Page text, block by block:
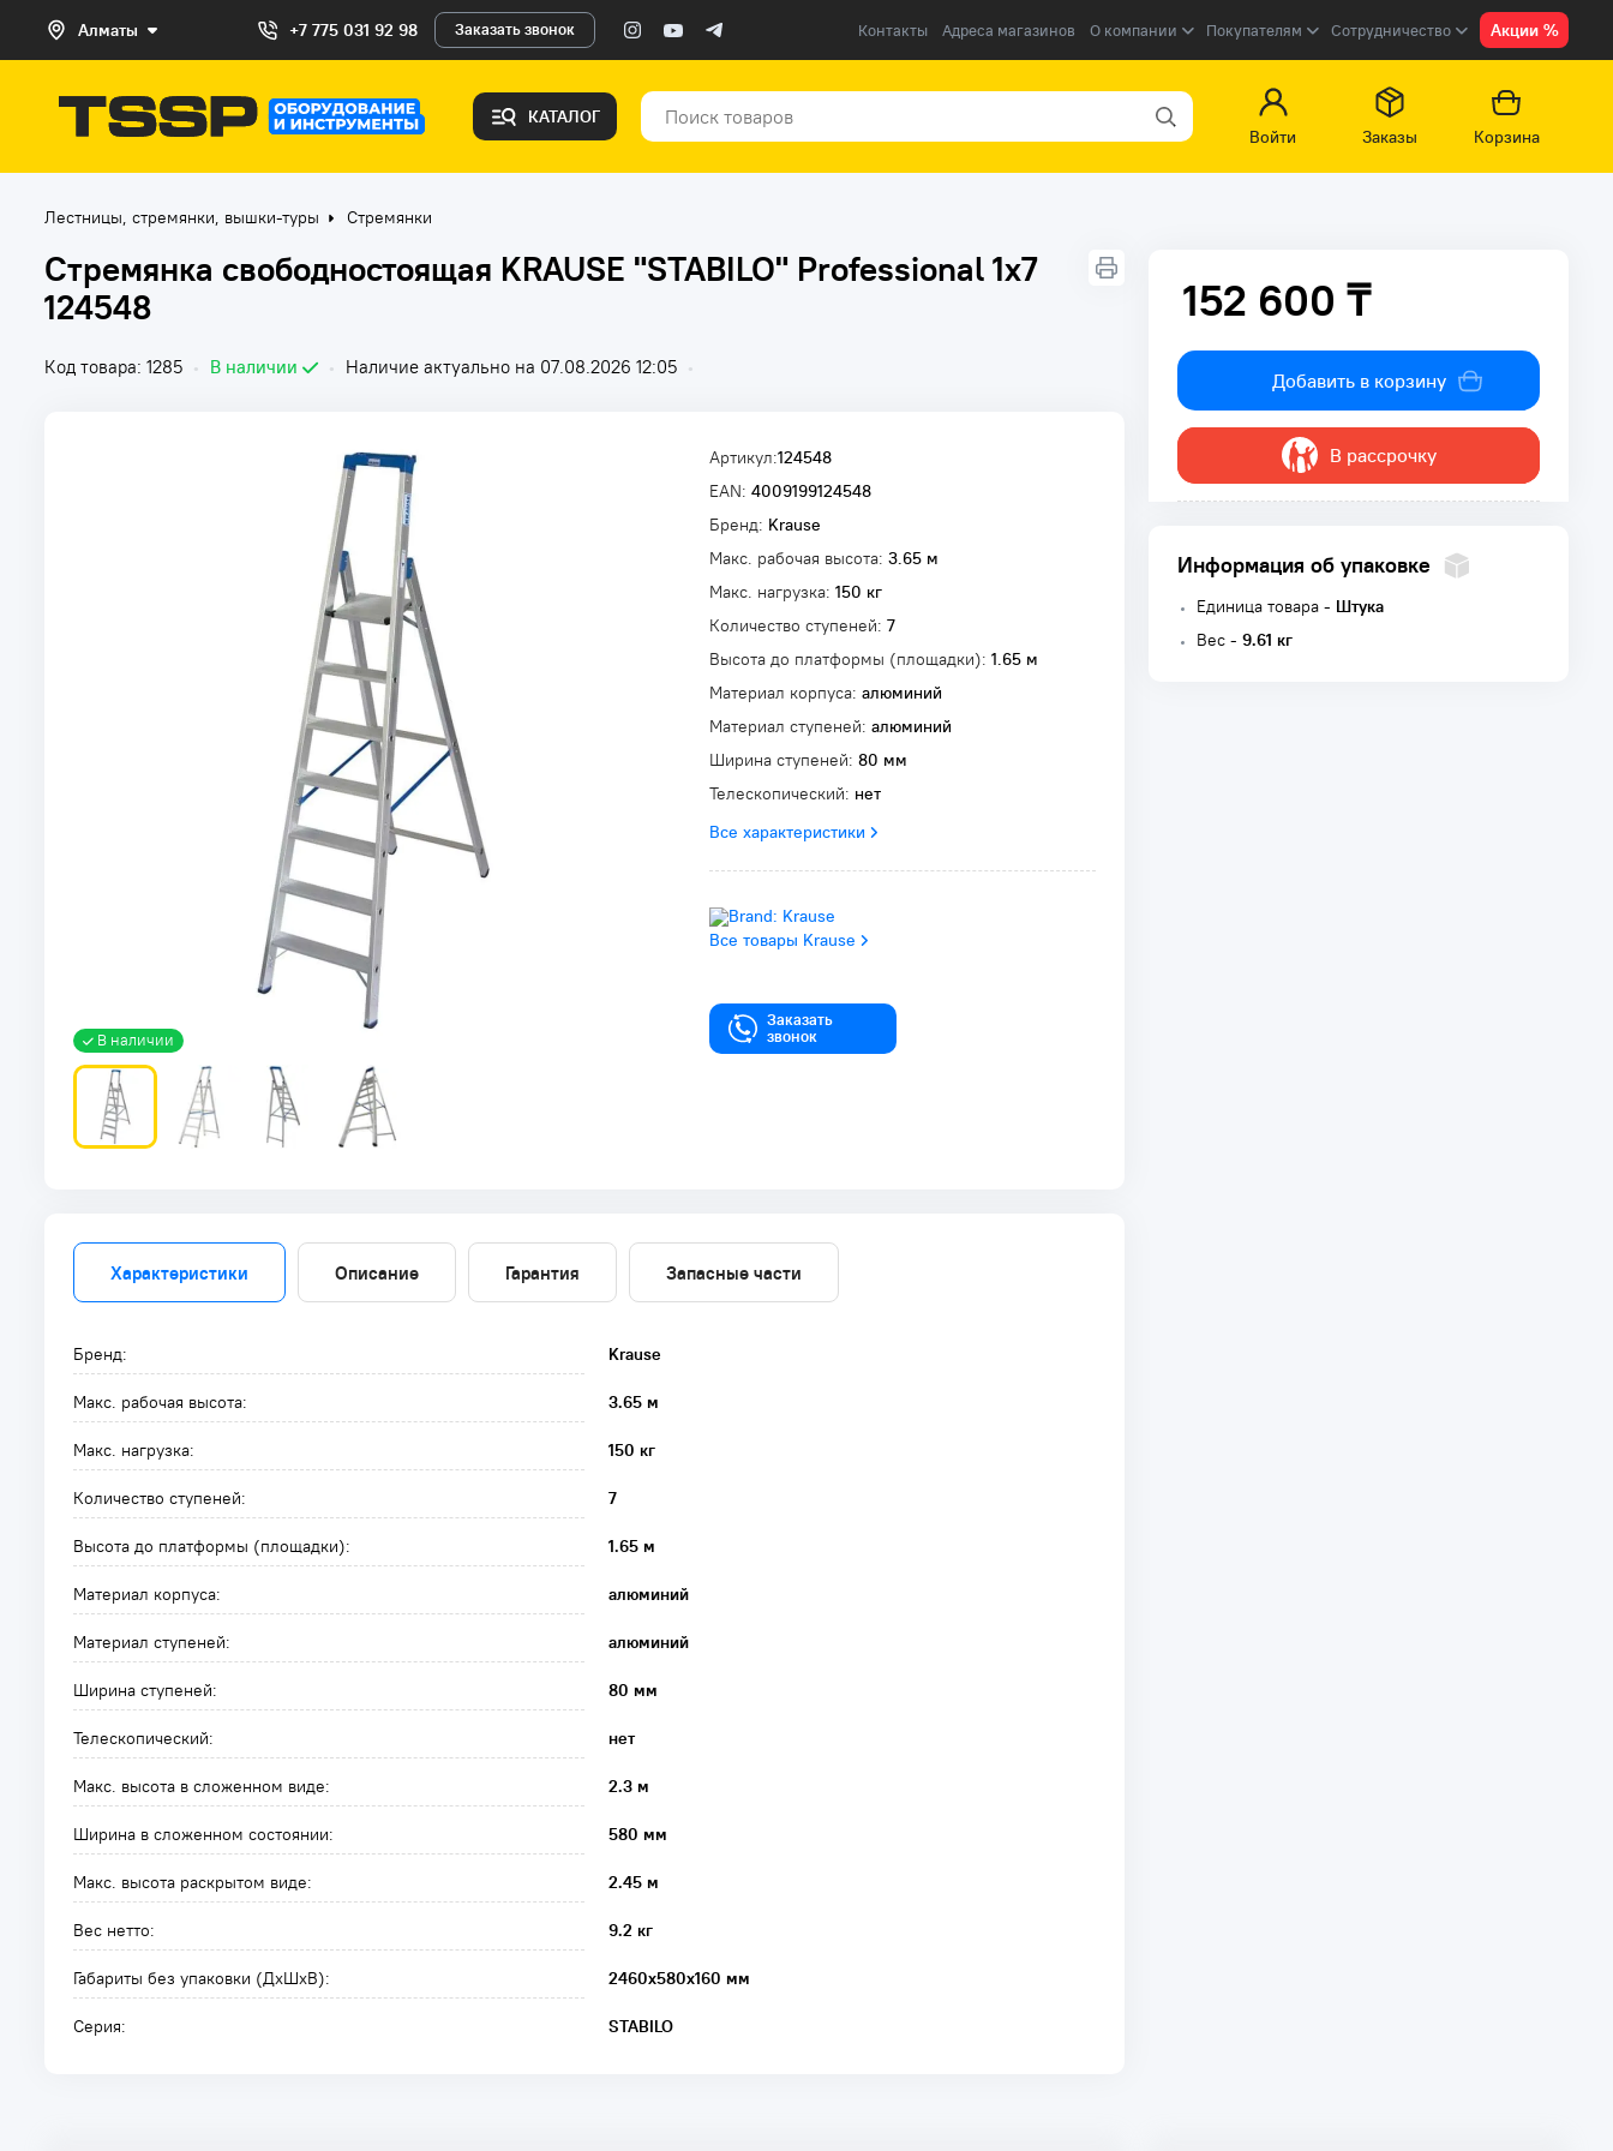
Алматы +7 775 031 92 98 Заказать звонок Контакты Адреса магазинов О компании Покупателям Сотрудничество Акции %
КАТАЛОГ
Войти
Заказы Корзина
Лестницы, стремянки, вышки-туры Стремянки
Стремянка свободностоящая KRAUSE "STABILO" Professional 1х7
124548
Код товара: 1285 • В наличии • Наличие актуально на 07.08.2026 12:05 •
В наличии
Артикул:124548
EAN: 4009199124548
Бренд: Krause
Макс. рабочая высота: 3.65 м
Макс. нагрузка: 150 кг
Количество ступеней: 7
Высота до платформы (площадки): 1.65 м
Материал корпуса: алюминий
Материал ступеней: алюминий
Ширина ступеней: 80 мм
Телескопический: нет
Все характеристики
Все товары Krause
Заказать
звонок
152 600 ₸
152 600 ₸
Добавить в корзину
В рассрочку
Информация об упаковке
Единица товара - Штука
Вес - 9.61 кг
Характеристики Описание Гарантия Запасные части
Бренд: Krause
Макс. рабочая высота: 3.65 м
Макс. нагрузка: 150 кг
Количество ступеней: 7
Высота до платформы (площадки): 1.65 м
Материал корпуса: алюминий
Материал ступеней: алюминий
Ширина ступеней: 80 мм
Телескопический: нет
Макс. высота в сложенном виде: 2.3 м
Ширина в сложенном состоянии: 580 мм
Макс. высота раскрытом виде: 2.45 м
Вес нетто: 9.2 кг
Габариты без упаковки (ДxШxВ): 2460х580х160 мм
Серия: STABILO